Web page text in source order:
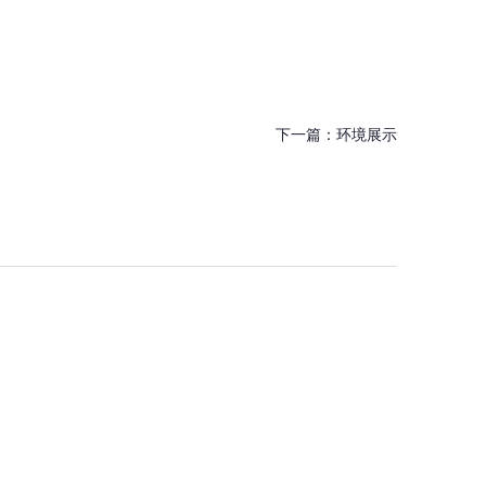
下一篇： 环境展示